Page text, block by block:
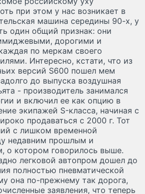
при этом у нас возникает в
машина середины 90-х, у
один общий признак: они
дорогими и
по меркам своего
Интересно, кстати, что из
версий S600 пошел мем
до выпуска воздушная
- производитель занимался
и включил ее как опцию в
экипажей S-класса, начиная с
продаваться с 2000 г. Тот
с лишком временной
недавним прошлым и
о котором говорилось выше.
легковой автопром дошел до
полностью пневматической
она по-прежнему так дорога,
заявления, что теперь